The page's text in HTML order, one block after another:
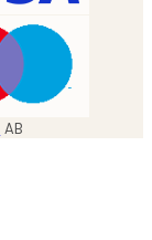
AB